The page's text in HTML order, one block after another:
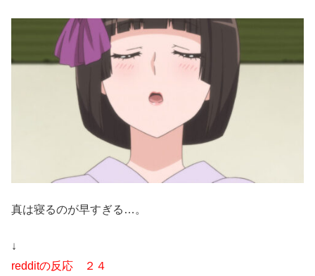
真は寝るのが早すぎる…。
↓
redditの反応 ２４